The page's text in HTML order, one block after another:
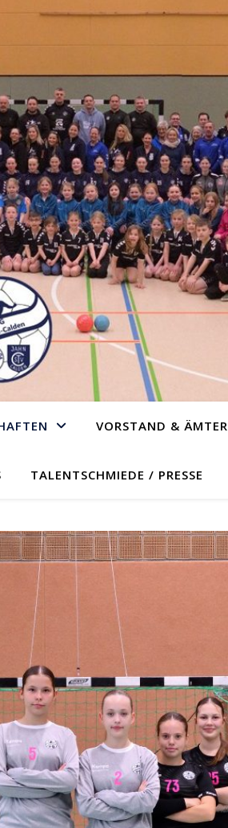
VORSTAND & ÄMTER
TALENTSCHMIEDE / PRESSE